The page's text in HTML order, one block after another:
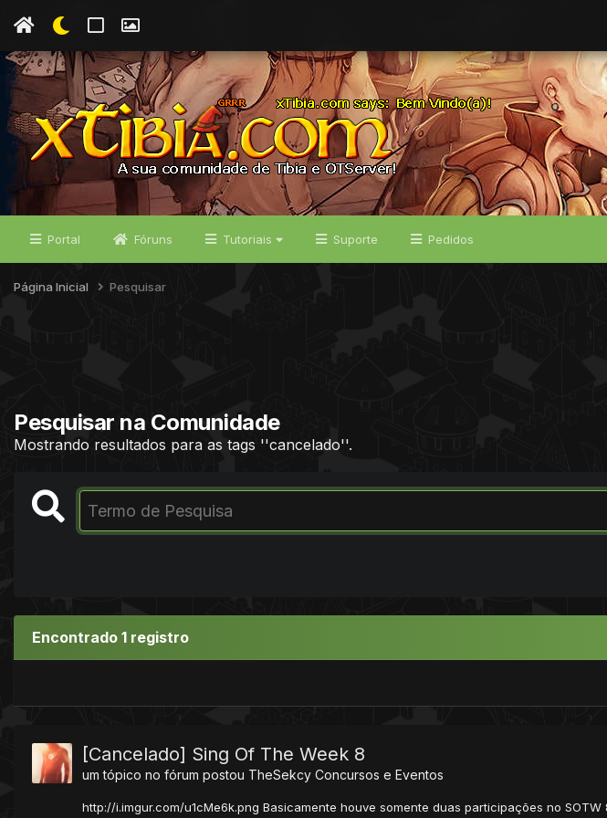
Portal Fóruns Tutoriais Suporte Pedidos
Página Inicial Pesquisar
Pesquisar na Comunidade
Mostrando resultados para as tags ''cancelado''.
Encontrado 1 registro
[Cancelado] Sing Of The Week 8
um tópico no fórum postou TheSekcy Concursos e Eventos
http://i.imgur.com/u1cMe6k.png Basicamente houve somente duas participações no